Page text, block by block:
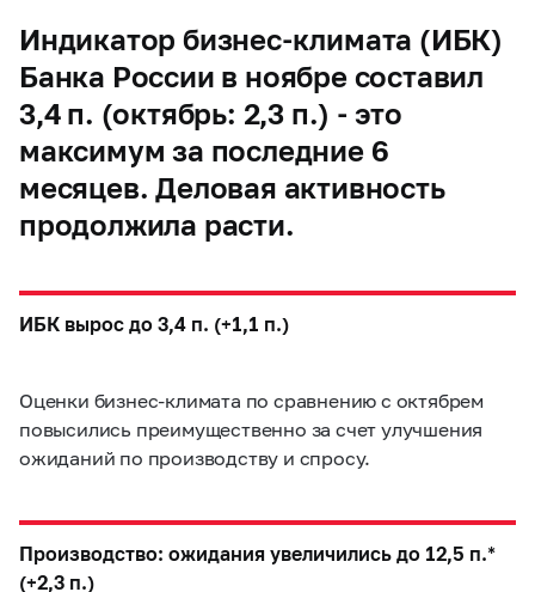
Индикатор бизнес-климата (ИБК)
Банка России в ноябре составил
3,4 п. (октябрь: 2,3 п.) - это
максимум за последние 6
месяцев. Деловая активность
продолжила расти.
ИБК вырос до 3,4 п. (+1,1 п.)
Оценки бизнес-климата по сравнению с октябрем
повысились преимущественно за счет улучшения
ожиданий по производству и спросу.
Производство: ожидания увеличились до 12,5 п.*
(+2,3 п.)